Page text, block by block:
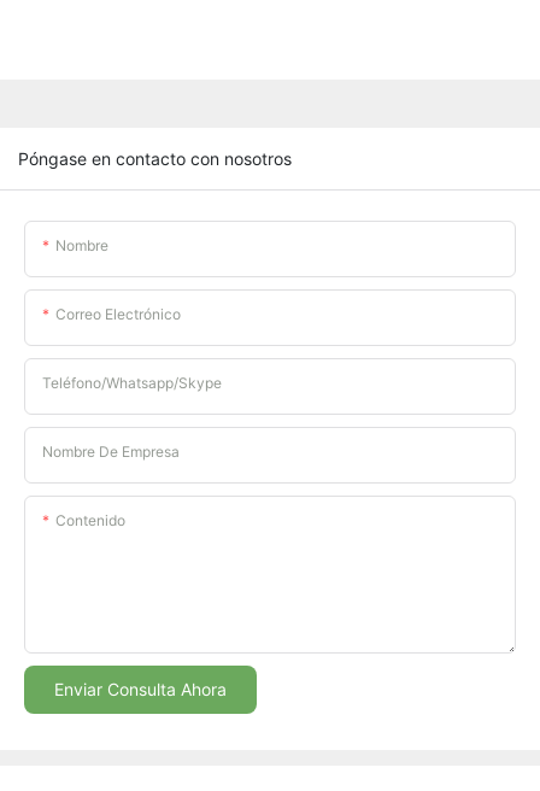
Póngase en contacto con nosotros
Nombre
Correo Electrónico
Teléfono/whatsapp/skype
Nombre De Empresa
Contenido
Enviar Consulta Ahora